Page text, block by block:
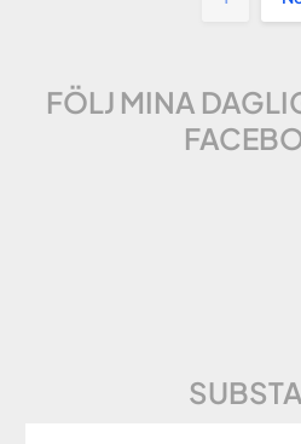
FÖLJ MINA